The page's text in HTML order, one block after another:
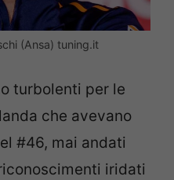
(Ansa) tuning.it
turbolenti per le
che avevano
#46, mai andati
iridati